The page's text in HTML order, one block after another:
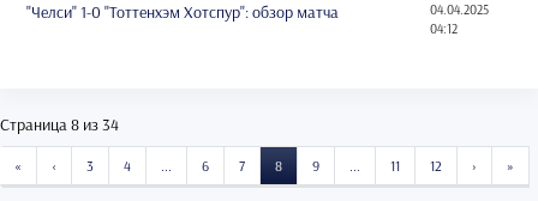
"Челси" 1-0 "Тоттенхэм Хотспур": обзор матча
04.04.2025
04:12
Страница 8 из 34
« START‹ PREVIOUS
3 4 ... 6 7 8 9 ... 11 12 › »